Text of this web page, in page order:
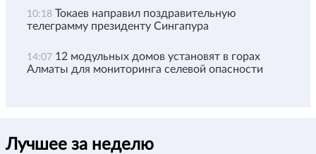
10:18 Токаев направил поздравительную
телеграмму президенту Сингапура
14:07 12 модульных домов установят в горах
Алматы для мониторинга селевой опасности
Лучшее за неделю